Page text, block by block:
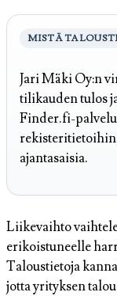
MISTÄ
Jari Mäki Oy:n
tilikauden tulos
Finder.fi-
ajantasaisia.
Liikevaihto
erikoistuneelle
Taloustietoja
jotta yrityksen